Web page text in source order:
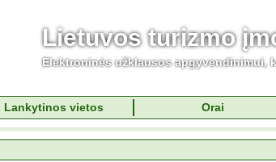
Lietuvos turizmo
Elektroninės užklausos apgyvendinimui,
Lankytinos vietos Orai